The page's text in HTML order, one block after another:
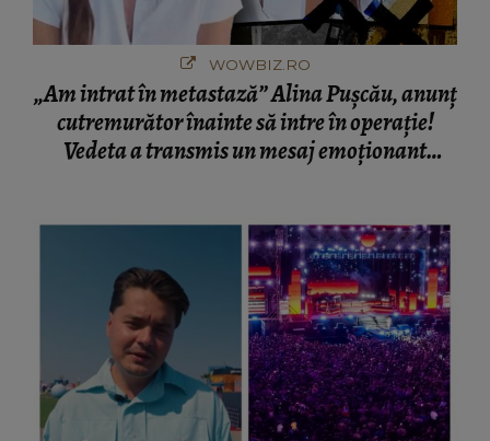
WOWBIZ.RO
„Am intrat în metastază” Alina Pușcău, anunț
cutremurător înainte să intre în operație!
Vedeta a transmis un mesaj emoționant